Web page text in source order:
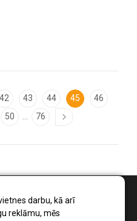
darbu, kā arī
reklāmu, mēs
42 43 44 45
46
50 76